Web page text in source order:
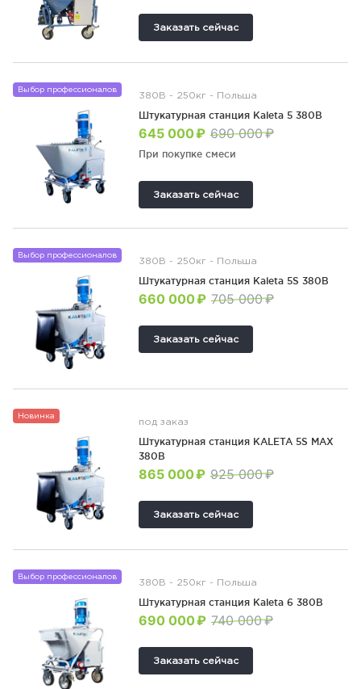
Заказать сейчас
Выбор профессионалов
380В - 250кг - Польша
Штукатурная станция Kaleta 5 380В
645 000 ₽ 690 000 ₽
При покупке смеси
Заказать сейчас
Выбор профессионалов
380В - 250кг - Польша
Штукатурная станция Kaleta 5S 380В
660 000 ₽ 705 000 ₽
Заказать сейчас
Новинка
под заказ
Штукатурная станция KALETA 5S MAX
380В
865 000 ₽ 925 000 ₽
Заказать сейчас
Выбор профессионалов
380В - 250кг - Польша
Штукатурная станция Kaleta 6 380В
690 000 ₽ 740 000 ₽
Заказать сейчас